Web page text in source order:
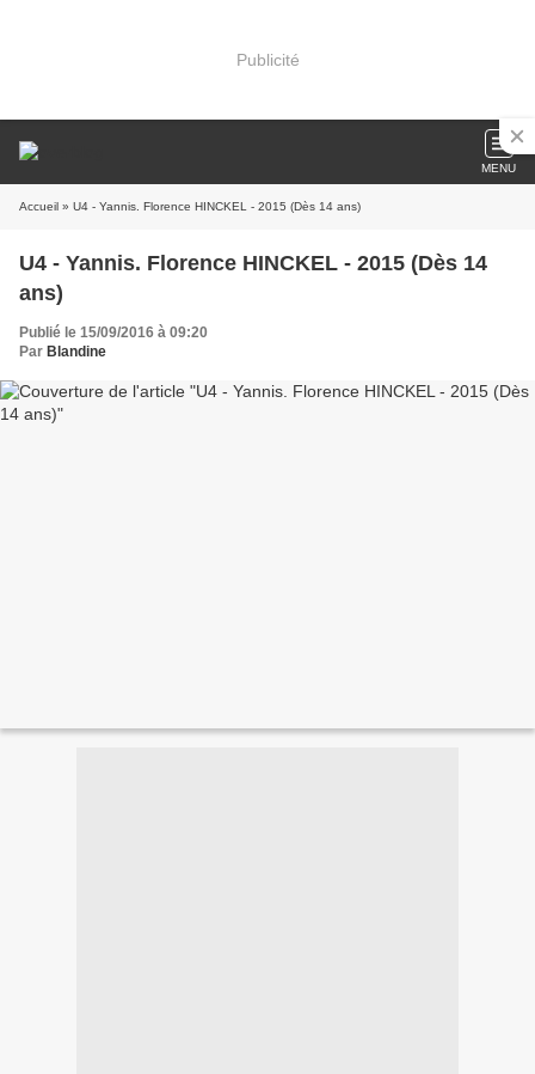
Publicité
MENU
Accueil » U4 - Yannis. Florence HINCKEL - 2015 (Dès 14 ans)
U4 - Yannis. Florence HINCKEL - 2015 (Dès 14
ans)
Publié le 15/09/2016 à 09:20
Par Blandine